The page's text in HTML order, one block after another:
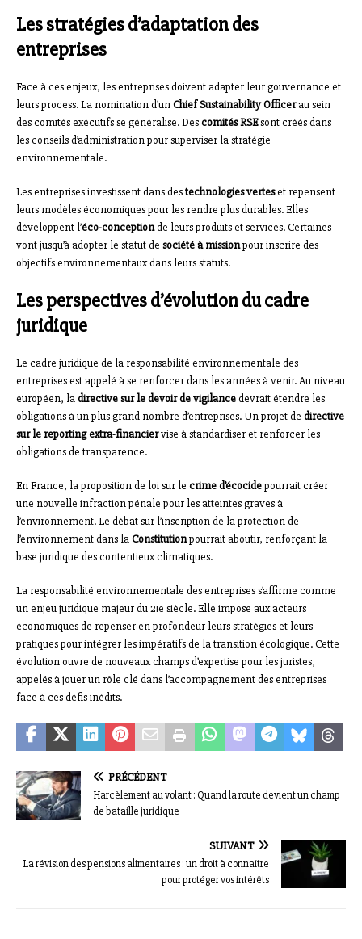
Les stratégies d’adaptation des
entreprises
Face à ces enjeux, les entreprises doivent adapter leur gouvernance et
leurs process. La nomination d’unChief Sustainability Officerau sein
des comités exécutifs se généralise. Descomités RSEsont créés dans
les conseils d’administration pour superviser la stratégie
environnementale.
Les entreprises investissent dans destechnologies verteset repensent
leurs modèles économiques pour les rendre plus durables. Elles
développent l’éco-conceptionde leurs produits et services. Certaines
vont jusqu’à adopter le statut de société à missionpour inscrire des
objectifs environnementaux dans leurs statuts.
Les perspectives d’évolution du cadre
juridique
Le cadre juridique de la responsabilité environnementale des
entreprises est appelé à se renforcer dans les années à venir. Au niveau
européen, ladirective sur le devoir de vigilancedevrait étendre les
obligations à un plus grand nombre d’entreprises. Un projet de directive
sur le reporting extra-financiervise à standardiser et renforcer les
obligations de transparence.
En France, la proposition de loi sur le crime d’écocidepourrait créer
une nouvelle infraction pénale pour les atteintes graves à
l’environnement. Le débat sur l’inscription de la protection de
l’environnement dans laConstitutionpourrait aboutir, renforçant la
base juridique des contentieux climatiques.
La responsabilité environnementale des entreprises s’affirme comme
un enjeu juridique majeur du 21e siècle. Elle impose aux acteurs
économiques de repenser en profondeur leurs stratégies et leurs
pratiques pour intégrer les impératifs de la transition écologique. Cette
évolution ouvre de nouveaux champs d’expertise pour les juristes,
appelés à jouer un rôle clé dans l’accompagnement des entreprises
face à ces défis inédits.
PRÉCÉDENT
Harcèlement au volant : Quand la route devient un champ
de bataille juridique
SUIVANT
La révision des pensions alimentaires : un droit à connaître
pour protéger vos intérêts